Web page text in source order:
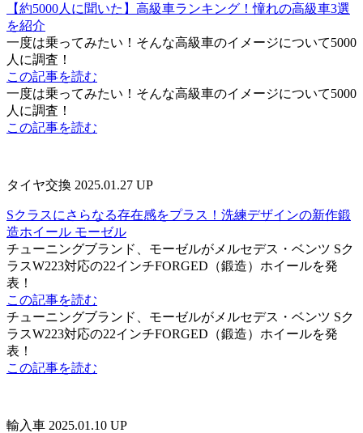
【約5000人に聞いた】高級車ランキング！憧れの高級車3選
を紹介
一度は乗ってみたい！そんな高級車のイメージについて5000
人に調査！
この記事を読む
一度は乗ってみたい！そんな高級車のイメージについて5000
人に調査！
この記事を読む
タイヤ交換 2025.01.27 UP
Sクラスにさらなる存在感をプラス！洗練デザインの新作鍛
造ホイール モーゼル
チューニングブランド、モーゼルがメルセデス・ベンツ Sク
ラスW223対応の22インチFORGED（鍛造）ホイールを発
表！
この記事を読む
チューニングブランド、モーゼルがメルセデス・ベンツ Sク
ラスW223対応の22インチFORGED（鍛造）ホイールを発
表！
この記事を読む
輸入車 2025.01.10 UP